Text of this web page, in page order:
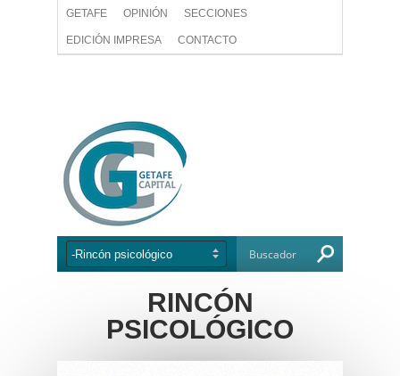
GETAFE OPINIÓN SECCIONES
EDICIÓN IMPRESA CONTACTO
RINCÓN
PSICOLÓGICO